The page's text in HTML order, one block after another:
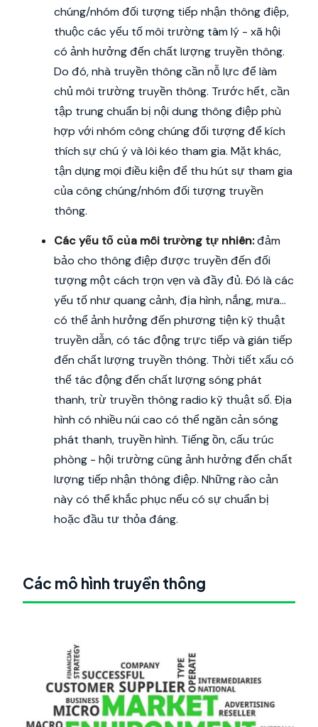
chúng/nhóm đối tượng tiếp nhận thông điệp,
thuộc các yếu tố môi trường tâm lý - xã hội
có ảnh hưởng đến chất lượng truyền thông.
Do đó, nhà truyền thông cần nỗ lực để làm
chủ môi trường truyền thông. Trước hết, cần
tập trung chuẩn bị nội dung thông điệp phù
hợp với nhóm công chúng đối tượng để kích
thích sự chú ý và lôi kéo tham gia. Mặt khác,
tận dụng mọi điều kiện để thu hút sự tham gia
của công chúng/nhóm đối tượng truyền
thông.
Các yếu tố của môi trường tự nhiên:đảm
bảo cho thông điệp được truyền đến đối
tượng một cách trọn vẹn và đầy đủ. Đó là các
yếu tố như quang cảnh, địa hình, nắng, mưa...
có thể ảnh hưởng đến phương tiện kỹ thuật
truyền dẫn, có tác động trực tiếp và gián tiếp
đến chất lượng truyền thông. Thời tiết xấu có
thể tác động đến chất lượng sóng phát
thanh, trừ truyền thông radio kỹ thuật số. Địa
hình có nhiều núi cao có thể ngăn cản sóng
phát thanh, truyền hình. Tiếng ồn, cấu trúc
phòng - hội trường cũng ảnh hưởng đến chất
lượng tiếp nhận thông điệp. Những rào cản
này có thể khắc phục nếu có sự chuẩn bị
hoặc đầu tư thỏa đáng.
Các mô hình truyền thông